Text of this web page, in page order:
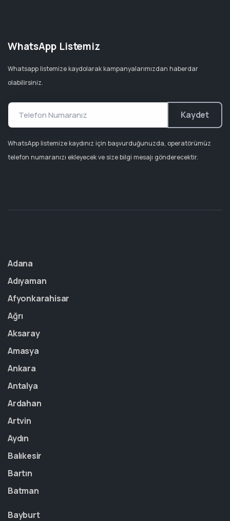
WhatsApp Listemiz
Whatsapp listemize kaydolarak kampanyalarımızdan haberdar
olabilirsiniz.
Kaydet
WhatsApp listemize kaydınız için başvurduğunuzda, operatörümüz
telefon numaranızı ekleyecek ve size bilgi mesajı gönderecektir.
Adana
Adıyaman
Afyonkarahisar
Ağrı
Aksaray
Amasya
Ankara
Antalya
Ardahan
Artvin
Aydın
Balıkesir
Bartın
Batman
Bayburt